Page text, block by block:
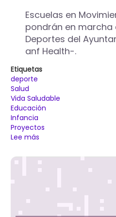
Escuelas en
pondrán en
Deportes del
anf Health-.
Etiquetas
deporte
Salud
Vida Saludable
Educación
Infancia
Proyectos
Lee más
proyectos
deporte